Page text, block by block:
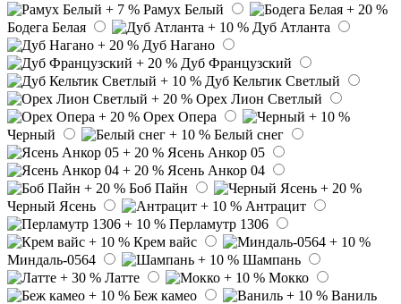
Рамух Белый
Бодега Белая
Дуб Атланта
Дуб Нагано
Дуб Французский
Дуб Кельтик Светлый
Орех Лион Светлый
Орех Опера
Черный
Белый снег
Ясень Анкор 05
Ясень Анкор 04
Боб Пайн
Черный Ясень
Антрацит
Перламутр 1306
Крем вайс
Миндаль-0564
Шампань
Латте
Мокко
Беж камео
Ваниль